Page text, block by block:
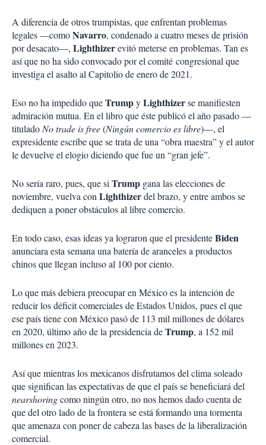
A diferencia de otros trumpistas, que enfrentan problemas
legales —comoNavarro, condenado a cuatro meses de prisión
por desacato—, Lighthizerevitó meterse en problemas. Tan es
así que no ha sido convocado por el comité congresional que
investiga el asalto al Capitolio de enero de 2021.
Eso no ha impedido queTrumpyLighthizerse manifiesten
admiración mutua. En el libro que éste publicó el año pasado —
titulado No trade is free(Ningún comercio es libre)—, el
expresidente escribe que se trata de una “obra maestra” y el autor
le devuelve el elogio diciendo que fue un “gran jefe”.
No sería raro, pues, que si Trump gana las elecciones de
noviembre, vuelva con Lighthizerdel brazo, y entre ambos se
dediquen a poner obstáculos al libre comercio.
En todo caso, esas ideas ya lograron que el presidenteBiden
anunciara esta semana una batería de aranceles a productos
chinos que llegan incluso al 100 por ciento.
Lo que más debiera preocupar en México es la intención de
reducir los déficit comerciales de Estados Unidos, pues el que
ese país tiene con México pasó de 113 mil millones de dólares
en 2020, último año de la presidencia deTrump, a 152 mil
millones en 2023.
Así que mientras los mexicanos disfrutamos del clima soleado
que significan las expectativas de que el país se beneficiará del
nearshoringcomo ningún otro, no nos hemos dado cuenta de
que del otro lado de la frontera se está formando una tormenta
que amenaza con poner de cabeza las bases de la liberalización
comercial.